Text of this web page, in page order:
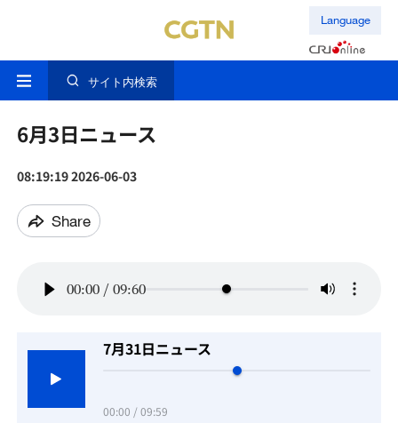
Language
サイト内検索
6月3日ニュース
08:19:19 2026-06-03
Share
00:00 / 09:60
7月31日ニュース
00:00 / 09:59